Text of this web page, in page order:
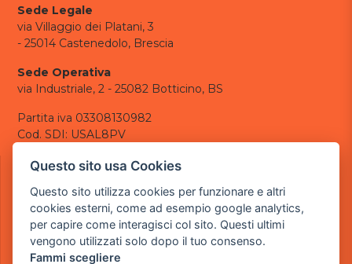
Sede Legale
via Villaggio dei Platani, 3
- 25014 Castenedolo, Brescia
Sede Operativa
via Industriale, 2 - 25082 Botticino, BS
Partita iva 03308130982
Cod. SDI: USAL8PV
CONTATTI
tel.: +39 030 376 2377
tel.: +39 030 336 6259
pec:powergamesrl@legalmail.it
LINK UTILI
Questo sito usa Cookies
Questo sito utilizza cookies per funzionare e altri
cookies esterni, come ad esempio google analytics,
per capire come interagisci col sito. Questi ultimi
vengono utilizzati solo dopo il tuo consenso.
Fammi scegliere